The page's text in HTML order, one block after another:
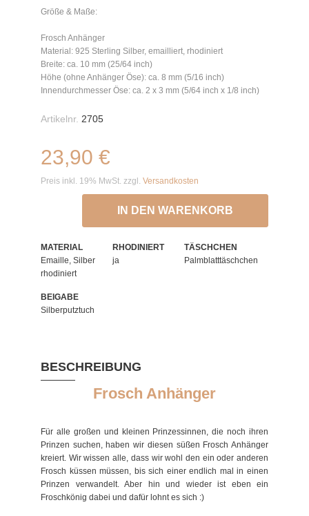
Größe & Maße:
Frosch Anhänger
Material: 925 Sterling Silber, emailliert, rhodiniert
Breite: ca. 10 mm (25/64 inch)
Höhe (ohne Anhänger Öse): ca. 8 mm (5/16 inch)
Innendurchmesser Öse: ca. 2 x 3 mm (5/64 inch x 1/8 inch)
Artikelnr. 2705
23,90 €
Preis inkl. 19% MwSt. zzgl. Versandkosten
IN DEN WARENKORB
MATERIAL
Emaille, Silber
rhodiniert
RHODINIERT
ja
TÄSCHCHEN
Palmblatttäschchen
BEIGABE
Silberputztuch
BESCHREIBUNG
Frosch Anhänger
Für alle großen und kleinen Prinzessinnen, die noch ihren
Prinzen suchen, haben wir diesen süßen Frosch Anhänger
kreiert. Wir wissen alle, dass wir wohl den ein oder anderen
Frosch küssen müssen, bis sich einer endlich mal in einen
Prinzen verwandelt. Aber hin und wieder ist eben ein
Froschkönig dabei und dafür lohnt es sich :)